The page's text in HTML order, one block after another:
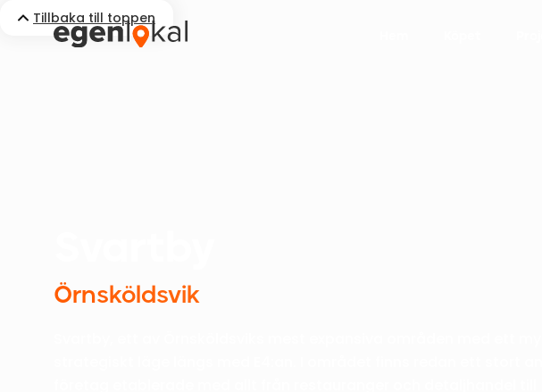
Tillbaka till toppen
Örnsköldsvik